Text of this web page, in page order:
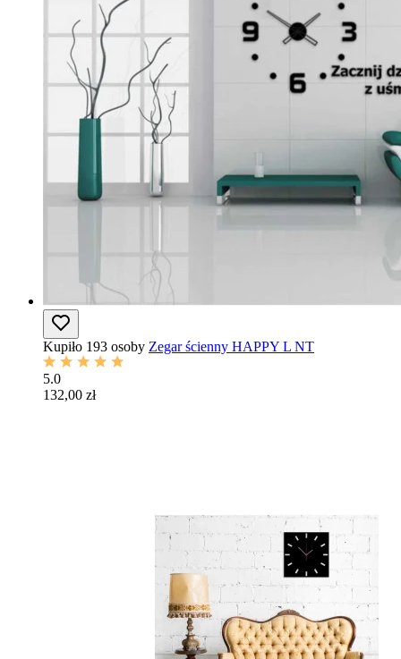
Kupiło 193 osoby Zegar ścienny HAPPY L NT
5.0
132,00 zł